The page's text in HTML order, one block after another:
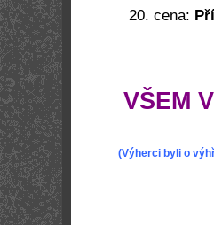
20. cena:
VŠEM
(Výherci byli o